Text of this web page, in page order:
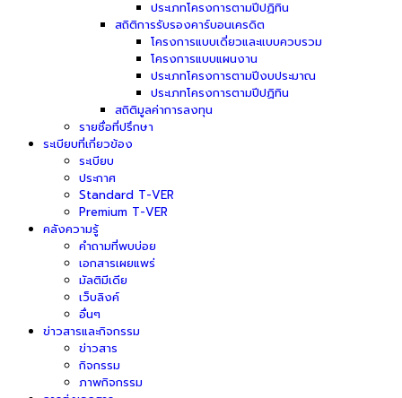
ประเภทโครงการตามปีปฏิทิน
สถิติการรับรองคาร์บอนเครดิต
โครงการแบบเดี่ยวและแบบควบรวม
โครงการแบบแผนงาน
ประเภทโครงการตามปีงบประมาณ
ประเภทโครงการตามปีปฏิทิน
สถิติมูลค่าการลงทุน
รายชื่อที่ปรึกษา
ระเบียบที่เกี่ยวข้อง
ระเบียบ
ประกาศ
Standard T-VER
Premium T-VER
คลังความรู้
คำถามที่พบบ่อย
เอกสารเผยแพร่
มัลติมีเดีย
เว็บลิงค์
อื่นๆ
ข่าวสารและกิจกรรม
ข่าวสาร
กิจกรรม
ภาพกิจกรรม